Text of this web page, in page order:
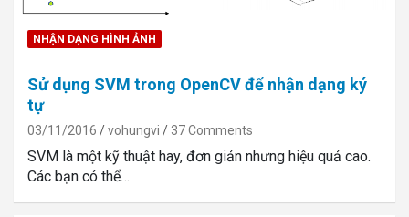
NHẬN DẠNG HÌNH ẢNH
Sử dụng SVM trong OpenCV để nhận dạng ký
tự
03/11/2016 vohungvi 37 Comments
SVM là một kỹ thuật hay, đơn giản nhưng hiệu quả cao.
Các bạn có thể…